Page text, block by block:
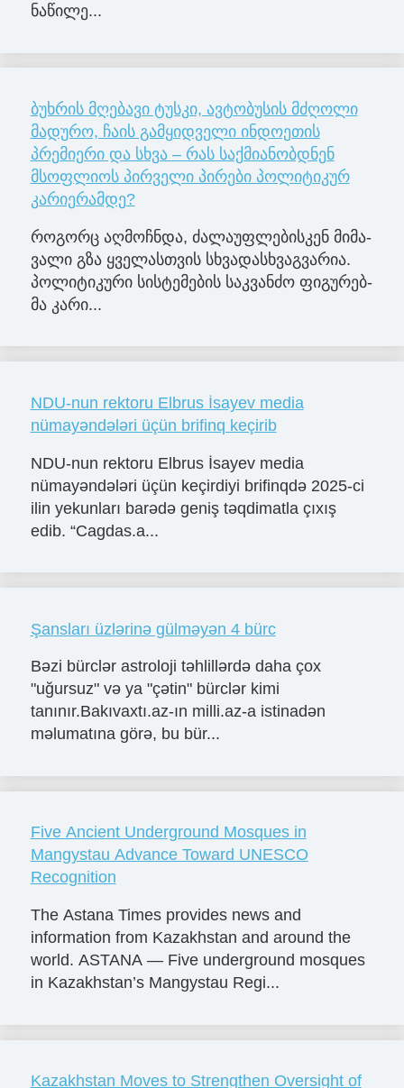
ნა­წი­ლე­...
ბუხრის მღებავი ტუსკი, ავტობუსის მძღოლი
მადურო, ჩაის გამყიდველი ინდოეთის
პრემიერი და სხვა – რას საქმიანობდნენ
მსოფლიოს პირველი პირები პოლიტიკურ
კარიერამდე?
რო­გორც აღ­მოჩ­ნდა, ძა­ლა­უფ­ლე­ბის­კენ მი­მა­
ვა­ლი გზა ყვე­ლას­თვის სხვა­დას­ხვაგ­ვა­რია.
პო­ლი­ტი­კუ­რი სის­ტე­მე­ბის საკ­ვან­ძო ფი­გუ­რებ­
მა კა­რი...
NDU-nun rektoru Elbrus İsayev media
nümayəndələri üçün brifinq keçirib
NDU-nun rektoru Elbrus İsayev media
nümayəndələri üçün keçirdiyi brifinqdə 2025-ci
ilin yekunları barədə geniş təqdimatla çıxış
edib. “Cagdas.a...
Şansları üzlərinə gülməyən 4 bürc
Bəzi bürclər astroloji təhlillərdə daha çox
"uğursuz" və ya "çətin" bürclər kimi
tanınır.Bakıvaxtı.az-ın milli.az-a istinadən
məlumatına görə, bu bür...
Five Ancient Underground Mosques in
Mangystau Advance Toward UNESCO
Recognition
The Astana Times provides news and
information from Kazakhstan and around the
world. ASTANA — Five underground mosques
in Kazakhstan’s Mangystau Regi...
Kazakhstan Moves to Strengthen Oversight of